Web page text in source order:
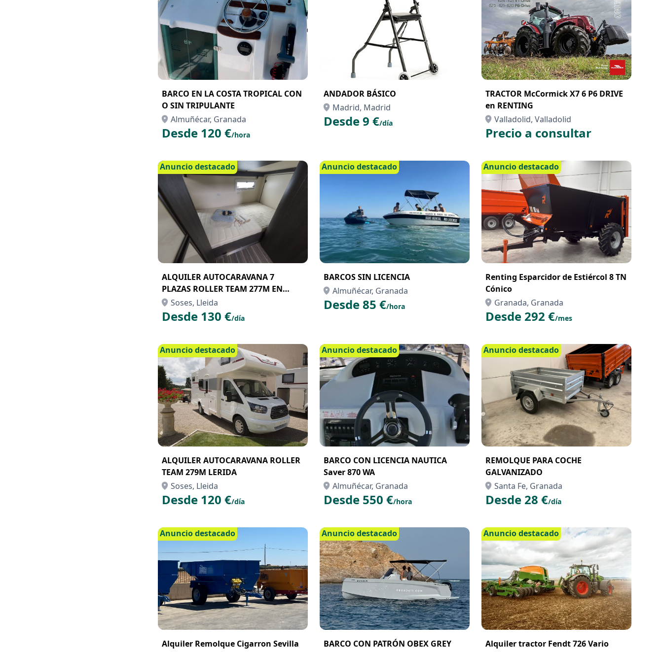
BARCO EN LA COSTA TROPICAL CON
O SIN TRIPULANTE
Almuñécar, Granada
Desde 120 €/hora
ANDADOR BÁSICO
Madrid, Madrid
Desde 9 €/día
TRACTOR McCormick X7 6 P6 DRIVE
en RENTING
Valladolid, Valladolid
Precio a consultar
Anuncio destacado
ALQUILER AUTOCARAVANA 7
PLAZAS ROLLER TEAM 277M EN
LLEIDA
Soses, Lleida
Desde 130 €/día
Anuncio destacado
BARCOS SIN LICENCIA
Almuñécar, Granada
Desde 85 €/hora
Anuncio destacado
Renting Esparcidor de Estiércol 8 TN
Cónico
Granada, Granada
Desde 292 €/mes
Anuncio destacado
ALQUILER AUTOCARAVANA ROLLER
TEAM 279M LERIDA
Soses, Lleida
Desde 120 €/día
Anuncio destacado
BARCO CON LICENCIA NAUTICA
Saver 870 WA
Almuñécar, Granada
Desde 550 €/hora
Anuncio destacado
REMOLQUE PARA COCHE
GALVANIZADO
Santa Fe, Granada
Desde 28 €/día
Anuncio destacado
Alquiler Remolque Cigarron Sevilla
Anuncio destacado
BARCO CON PATRÓN OBEX GREY
Anuncio destacado
Alquiler tractor Fendt 726 Vario